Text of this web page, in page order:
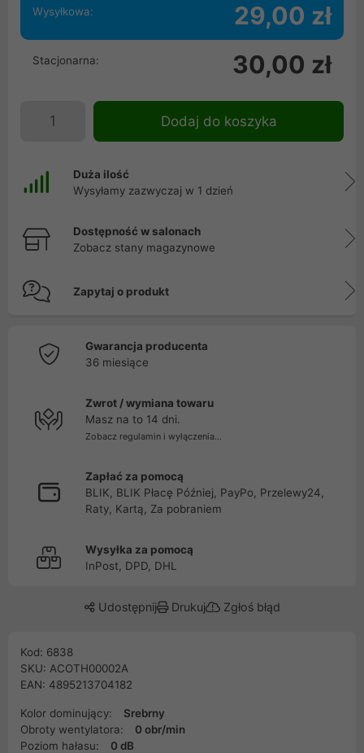
Wysyłkowa: 29,00 zł
Stacjonarna: 30,00 zł
Dodaj do koszyka
Duża ilość
Wysyłamy zazwyczaj w 1 dzień
Dostępność w salonach
Zobacz stany magazynowe
Zapytaj o produkt
Gwarancja producenta
36 miesiące
Zwrot / wymiana towaru
Masz na to 14 dni.
Zobacz regulamin i wyłączenia...
Zapłać za pomocą
BLIK, BLIK Płacę Później, PayPo, Przelewy24,
Raty, Kartą, Za pobraniem
Wysyłka za pomocą
InPost, DPD, DHL
Udostępnij Drukuj Zgłoś błąd
Kod: 6838
SKU: ACOTH00002A
EAN: 4895213704182
Kolor dominujący:
Srebrny
Obroty wentylatora:
0 obr/min
Poziom hałasu:
0 dB